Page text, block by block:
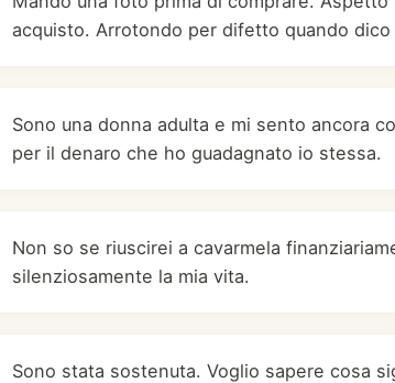
acquisto. Arrotondo per difetto quando
Sono una donna adulta e mi sento ancora
per il denaro che ho guadagnato io stessa.
Non so se riuscirei a cavarmela
silenziosamente la mia vita.
Sono stata sostenuta. Voglio sapere cosa